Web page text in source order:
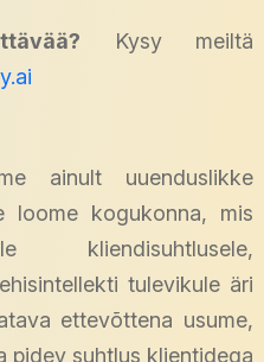
Kysy meiltä
ainult uuenduslikke
loome kogukonna, mis
kliendisuhtlusele,
tulevikule äri
ettevõttena usume,
pidev suhtlus klientidega